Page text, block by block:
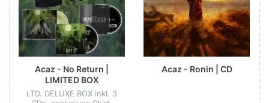
Acaz - No Return |
LIMITED BOX
LTD. DELUXE BOX inkl. 3
Acaz - Ronin | CD